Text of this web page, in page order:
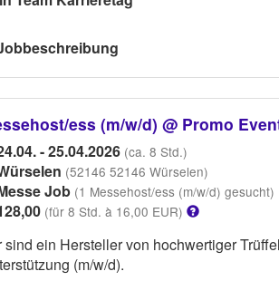
ess (m/w/d) @ Promo
- 25.04.2026 (ca. 8 Std.)
(52146 52146 Würselen)
Job (1 Messehost/ess (m/w/d) gesucht)
(für 8 Std. à 16,00 EUR)
sind ein Hersteller von hochwertiger
(m/w/d).